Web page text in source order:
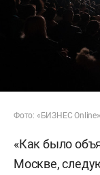
Фото: «БИЗНЕС Online»
«Как было
Москве,